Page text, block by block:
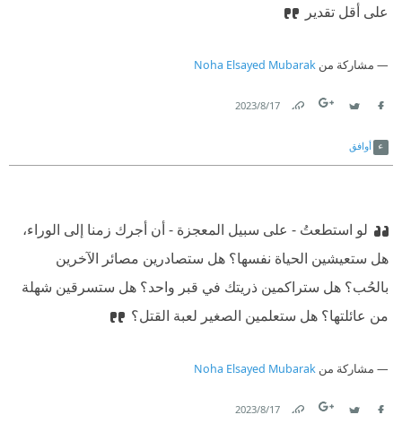
على أقل تقدير
مشاركة من Noha Elsayed Mubarak
17‏/8‏/2023
أوافق
لو استطعتُ - على سبيل المعجزة - أن أجرك زمنا إلى الوراء،
هل ستعيشين الحياة نفسها؟ هل ستصادرين مصائر الآخرين
بالحُب؟ هل ستراكمين ذريتك في قبر واحد؟ هل ستسرقين شهلة
من عائلتها؟ هل ستعلمين الصغير لعبة القتل؟
مشاركة من Noha Elsayed Mubarak
17‏/8‏/2023